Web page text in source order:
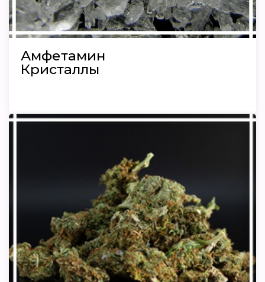
Амфетамин
Кристаллы